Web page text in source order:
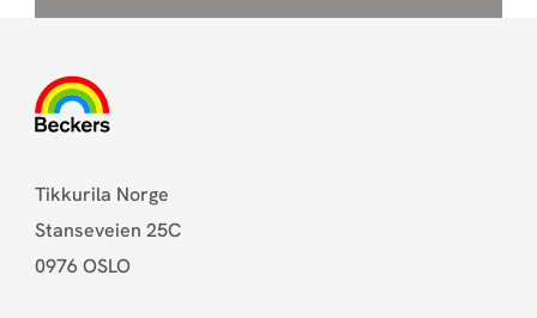
Tikkurila Norge
Stanseveien 25C
0976 OSLO